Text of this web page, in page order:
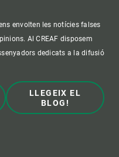
envolten les notícies falses
Al CREAF disposem
dedicats a la difusió
LLEGEIX EL
BLOG!